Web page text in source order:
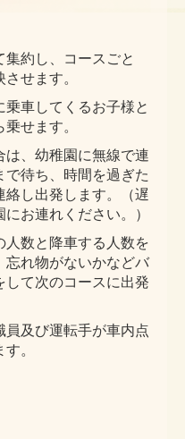
集約し、コースごと
せます。
乗車してくるお子様と
せます。
は、幼稚園に無線で連
待ち、時間を過ぎた
し出発します。（遅
お連れください。 ）
人数と降車する人数を
忘れ物がないかなどバ
て次のコースに出発
員及び運転手が車内点
。